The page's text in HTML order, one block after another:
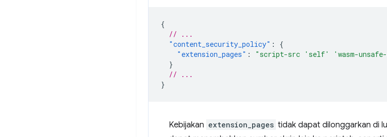
{
// ...
"content_security_policy" :
{
"extension_pages" :
"script-src 'self' 'wasm-
}
// ...
}
Kebijakan extension_pages tidak dapat dilonggarkan di